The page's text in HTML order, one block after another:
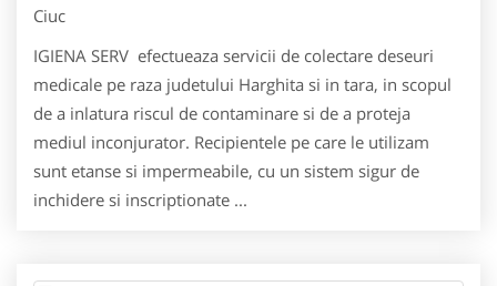
Ciuc
IGIENA SERV efectueaza servicii de colectare deseuri
medicale pe raza judetului Harghita si in tara, in scopul
de a inlatura riscul de contaminare si de a proteja
mediul inconjurator. Recipientele pe care le utilizam
sunt etanse si impermeabile, cu un sistem sigur de
inchidere si inscriptionate ...